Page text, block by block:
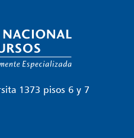
1373 pisos 6 y 7